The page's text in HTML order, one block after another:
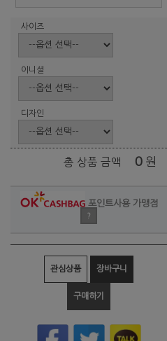
사이즈
이니셜
디자인
총 상품 금액 0 원
포인트사용 가맹점
?
관심상품 장바구니
구매하기